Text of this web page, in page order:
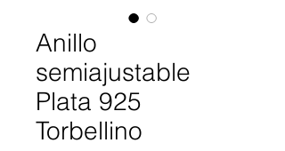
Anillo
semiajustable
Plata 925
Torbellino